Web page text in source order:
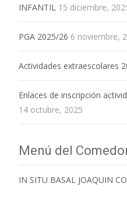
INFANTIL 15 diciembre,
PGA 2025/26 6 noviembre,
Actividades extraescolares
Enlaces de inscripción
14 octubre, 2025
Menú del
IN SITU BASAL JOAQUIN